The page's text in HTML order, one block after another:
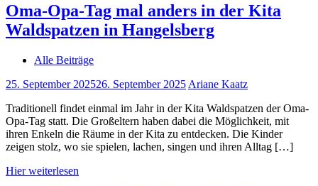
Oma-Opa-Tag mal anders in der Kita
Waldspatzen in Hangelsberg
Alle Beiträge
25. September 202526. September 2025 Ariane Kaatz
Traditionell findet einmal im Jahr in der Kita Waldspatzen der Oma-
Opa-Tag statt. Die Großeltern haben dabei die Möglichkeit, mit
ihren Enkeln die Räume in der Kita zu entdecken. Die Kinder
zeigen stolz, wo sie spielen, lachen, singen und ihren Alltag […]
Hier weiterlesen